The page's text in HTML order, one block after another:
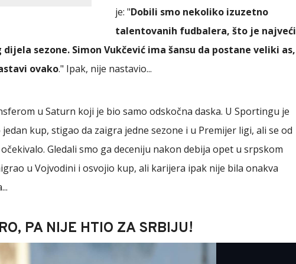
je: "Dobili smo nekoliko izuzetno
talentovanih fudbalera, što je najveći
sezone. Simon Vukčević ima šansu da postane veliki as,
ovako." Ipak, nije nastavio...
u Saturn koji je bio samo odskočna daska. U Sportingu je
kup, stigao da zaigra jedne sezone i u Premijer ligi, ali se od
Gledali smo ga deceniju nakon debija opet u srpskom
u Vojvodini i osvojio kup, ali karijera ipak nije bila onakva
PA NIJE HTIO ZA SRBIJU!